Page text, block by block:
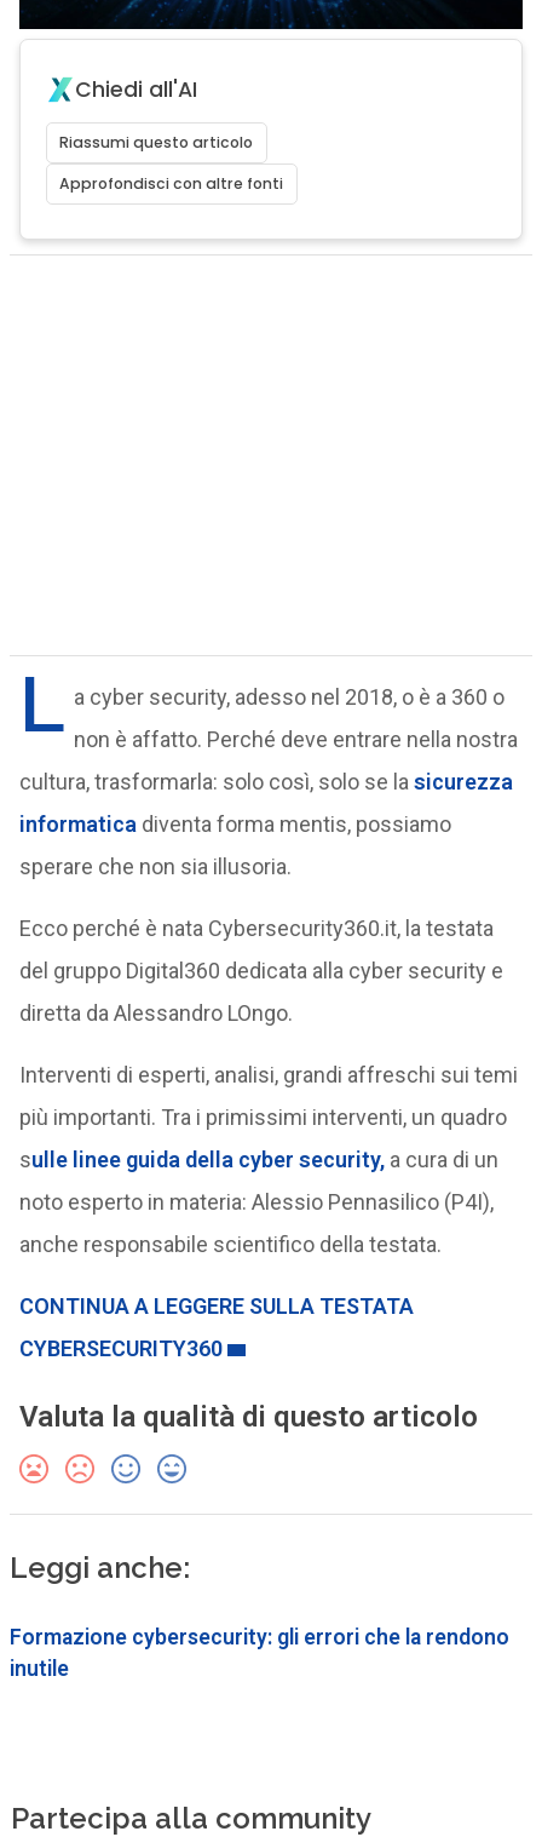
Chiedi all'AI
Riassumi questo articolo
Approfondisci con altre fonti
L a cyber security, adesso nel 2018, o è a 360 o
non è affatto. Perché deve entrare nella nostra
cultura, trasformarla: solo così, solo se la sicurezza
informatica diventa forma mentis, possiamo
sperare che non sia illusoria.
Ecco perché è nata Cybersecurity360.it, la testata
del gruppo Digital360 dedicata alla cyber security e
diretta da Alessandro LOngo.
Interventi di esperti, analisi, grandi affreschi sui temi
più importanti. Tra i primissimi interventi, un quadro
sulle linee guida della cyber security,a cura di un
noto esperto in materia: Alessio Pennasilico (P4I),
anche responsabile scientifico della testata.
CONTINUA A LEGGERE SULLA TESTATA
CYBERSECURITY360
Valuta la qualità di questo articolo
Leggi anche:
Formazione cybersecurity: gli errori che la rendono
inutile
Partecipa alla community